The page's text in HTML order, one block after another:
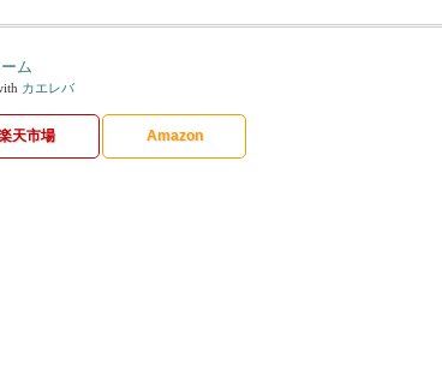
ム
カエレバ
天市場 Amazon